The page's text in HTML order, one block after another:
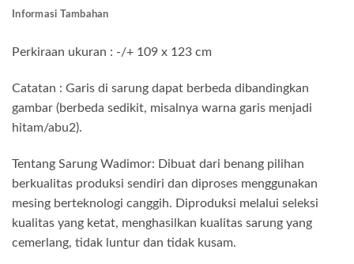
Informasi Tambahan
Perkiraan ukuran : -/+ 109 x 123 cm
Catatan : Garis di sarung dapat berbeda dibandingkan
gambar (berbeda sedikit, misalnya warna garis menjadi
hitam/abu2).
Tentang Sarung Wadimor: Dibuat dari benang pilihan
berkualitas produksi sendiri dan diproses menggunakan
mesing berteknologi canggih. Diproduksi melalui seleksi
kualitas yang ketat, menghasilkan kualitas sarung yang
cemerlang, tidak luntur dan tidak kusam.